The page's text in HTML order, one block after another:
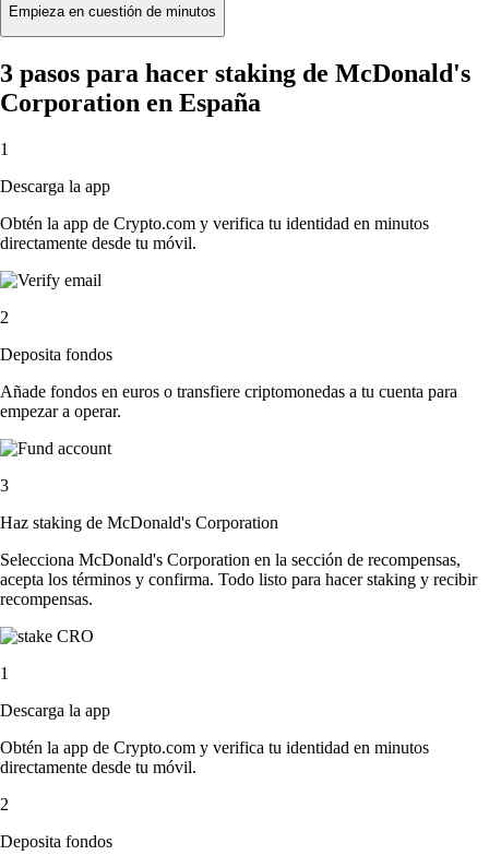
Empieza en cuestión de minutos
3 pasos para hacer staking de McDonald's
Corporation en España
1
Descarga la app
Obtén la app de Crypto.com y verifica tu identidad en minutos
directamente desde tu móvil.
2
Deposita fondos
Añade fondos en euros o transfiere criptomonedas a tu cuenta para
empezar a operar.
3
Haz staking de McDonald's Corporation
Selecciona McDonald's Corporation en la sección de recompensas,
acepta los términos y confirma. Todo listo para hacer staking y recibir
recompensas.
1
Descarga la app
Obtén la app de Crypto.com y verifica tu identidad en minutos
directamente desde tu móvil.
2
Deposita fondos